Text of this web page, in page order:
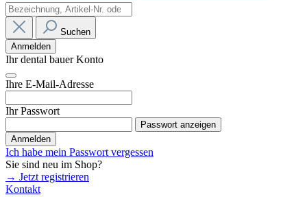
Suchen
Anmelden
Ihr dental bauer Konto
Ihre E-Mail-Adresse
Ihr Passwort
Passwort anzeigen
Anmelden
Ich habe mein Passwort vergessen
Sie sind neu im Shop?
→ Jetzt registrieren
Kontakt